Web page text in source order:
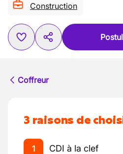
Construction
Coffreur
3 raisons de
1 CDI à la clef